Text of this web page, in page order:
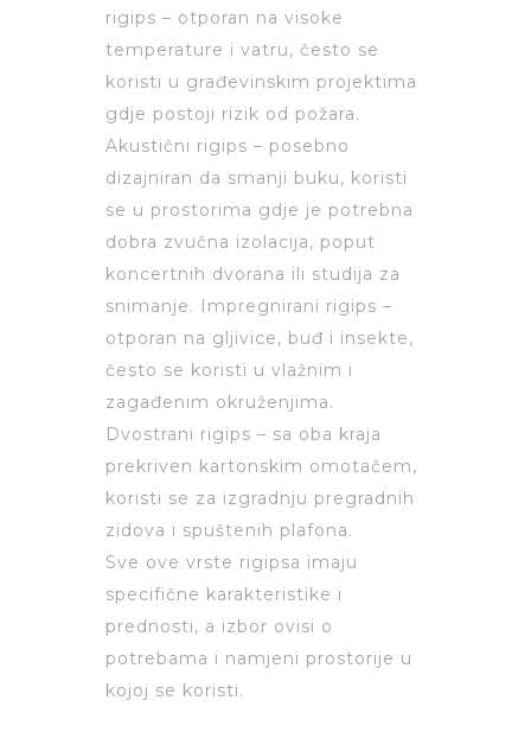
rigips – otporan na visoke
temperature i vatru, često se
koristi u građevinskim projektima
gdje postoji rizik od požara.
Akustični rigips – posebno
dizajniran da smanji buku, koristi
se u prostorima gdje je potrebna
dobra zvučna izolacija, poput
koncertnih dvorana ili studija za
snimanje. Impregnirani rigips –
otporan na gljivice, buđ i insekte,
često se koristi u vlažnim i
zagađenim okruženjima.
Dvostrani rigips – sa oba kraja
prekriven kartonskim omotačem,
koristi se za izgradnju pregradnih
zidova i spuštenih plafona.
Sve ove vrste rigipsa imaju
specifične karakteristike i
prednosti, a izbor ovisi o
potrebama i namjeni prostorije u
kojoj se koristi.